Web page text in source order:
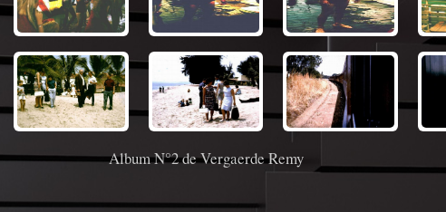
Album N°2 de Vergaerde Remy